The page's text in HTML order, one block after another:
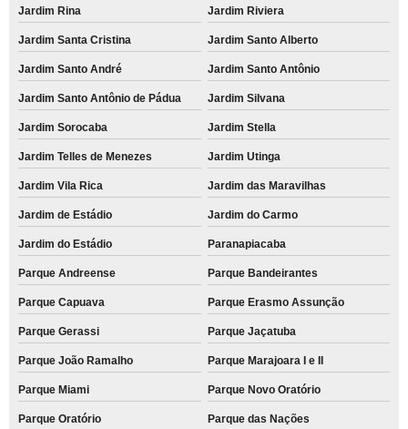
Jardim Rina Jardim Riviera
Jardim Santa Cristina Jardim Santo Alberto
Jardim Santo André Jardim Santo Antônio
Jardim Santo Antônio de Pádua Jardim Silvana
Jardim Sorocaba Jardim Stella
Jardim Telles de Menezes Jardim Utinga
Jardim Vila Rica Jardim das Maravilhas
Jardim de Estádio Jardim do Carmo
Jardim do Estádio Paranapiacaba
Parque Andreense Parque Bandeirantes
Parque Capuava Parque Erasmo Assunção
Parque Gerassi Parque Jaçatuba
Parque João Ramalho Parque Marajoara I e II
Parque Miami Parque Novo Oratório
Parque Oratório Parque das Nações